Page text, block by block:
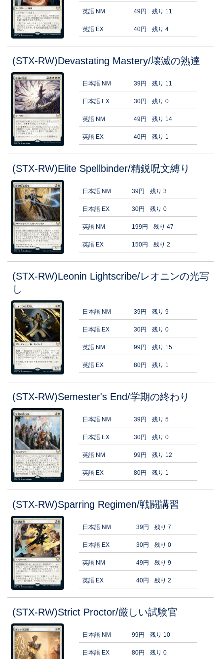
英語 NM 49円 残り 11
英語 EX 40円 残り 4
(STX-RW)Devastating Mastery/壊滅の熟達
日本語 NM 39円 残り 11
日本語 EX 30円 残り 0
英語 NM 49円 残り 14
英語 EX 40円 残り 1
(STX-RW)Elite Spellbinder/精鋭呪文縛り
日本語 NM 39円 残り 3
日本語 EX 30円 残り 0
英語 NM 199円 残り 47
英語 EX 150円 残り 2
(STX-RW)Leonin Lightscribe/レオニンの光写
し
日本語 NM 39円 残り 9
日本語 EX 30円 残り 0
英語 NM 99円 残り 15
英語 EX 80円 残り 1
(STX-RW)Semester's End/学期の終わり
日本語 NM 39円 残り 5
日本語 EX 30円 残り 0
英語 NM 99円 残り 12
英語 EX 80円 残り 1
(STX-RW)Sparring Regimen/戦闘講習
日本語 NM 39円 残り 7
日本語 EX 30円 残り 0
英語 NM 49円 残り 9
英語 EX 40円 残り 2
(STX-RW)Strict Proctor/厳しい試験官
日本語 NM 99円 残り 10
日本語 EX 80円 残り 0